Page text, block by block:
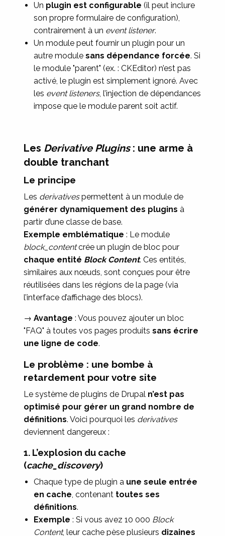
Un plugin est configurable (il peut inclure
son propre formulaire de configuration),
contrairement à un event listener.
Un module peut fournir un plugin pour un
autre modulesans dépendance forcée. Si
le module "parent" (ex. : CKEditor) n’est pas
activé, le plugin est simplement ignoré. Avec
les event listeners, l’injection de dépendances
impose que le module parent soit actif.
Les Derivative Plugins: une arme à
double tranchant
Le principe
Les derivativespermettent à un module de
générer dynamiquement des plugins à
partir d’une classe de base.
Exemple emblématique : Le module
block_contentcrée un plugin de bloc pour
chaque entité Block Content. Ces entités,
similaires aux nœuds, sont conçues pour être
réutilisées dans les régions de la page (via
l’interface d’affichage des blocs).
→Avantage : Vous pouvez ajouter un bloc
"FAQ" à toutes vos pages produitssans écrire
une ligne de code.
Le problème : une bombe à
retardement pour votre site
Le système de plugins de Drupal n’est pas
optimisé pour gérer un grand nombre de
définitions. Voici pourquoi les derivatives
deviennent dangereux :
1. L’explosion du cache
(cache_discovery)
Chaque type de plugin a une seule entrée
en cache, contenant toutes ses
définitions.
Exemple : Si vous avez 10 000 Block
Content, leur cache pèse plusieurs dizaines